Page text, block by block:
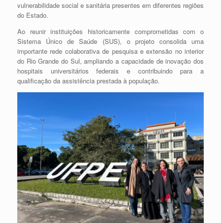
vulnerabilidade social e sanitária presentes em diferentes regiões
do Estado.
Ao reunir instituições historicamente comprometidas com o
Sistema Único de Saúde (SUS), o projeto consolida uma
importante rede colaborativa de pesquisa e extensão no interior
do Rio Grande do Sul, ampliando a capacidade de inovação dos
hospitais universitários federais e contribuindo para a
qualificação da assistência prestada à população.